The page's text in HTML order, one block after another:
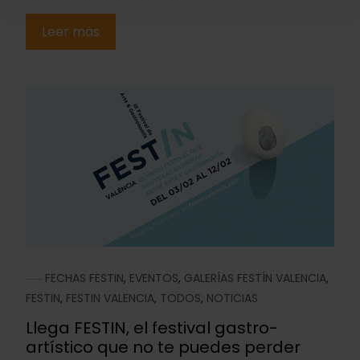
Leer más
FECHAS FESTIN, EVENTOS, GALERÍAS FESTÍN VALENCIA,
FESTIN, FESTIN VALENCIA, TODOS, NOTICIAS
Llega FESTIN, el festival gastro-
artístico que no te puedes perder